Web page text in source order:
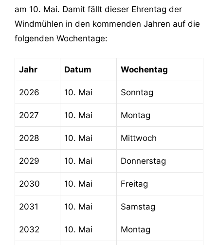
am 10. Mai. Damit fällt dieser Ehrentag der
Windmühlen in den kommenden Jahren auf die
folgenden Wochentage:
Jahr Datum Wochentag
2026 10. Mai Sonntag
2027 10. Mai Montag
2028 10. Mai Mittwoch
2029 10. Mai Donnerstag
2030 10. Mai Freitag
2031 10. Mai Samstag
2032 10. Mai Montag